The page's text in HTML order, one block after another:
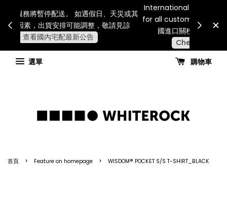
連假期間宅配服務將暫停配送。 如遇假日、天災或其
他不可抗力因素，出貨安排可能調整，敬請見諒
查看國內宅配最新公告
for all
國
選單
購物車
首頁 › Feature on homepage › WISDOM® POCKET S/S T-SHIRT_BLACK